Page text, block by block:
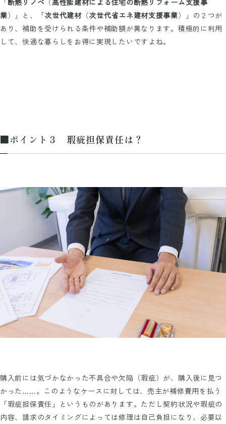
業）」と、「次世代建材（次世代省エネ建材支援事業）」の２つが
あり、補助を受けられる条件や補助額が異なります。積極的に利用
して、快適な暮らしをお得に実現したいですよね。
■ポイント３ 瑕疵担保責任は？
購入前には気づかなかった不具合や欠陥（瑕疵）が、購入後に見つ
かった……。このようなケースに対しては、売主が補修費用を払う
「瑕疵担保責任」というものがあります。ただし契約状況や瑕疵の
内容、請求のタイミングによっては修理は自己負担になり、必要以